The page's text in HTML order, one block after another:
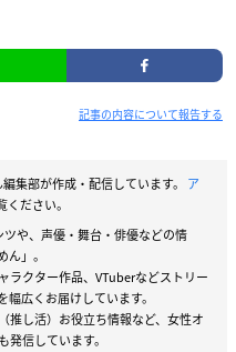
記事の内容について報告する
集部が作成・配信しています。 ア
ださい。
や、声優・舞台・俳優などの情
」。
ラクター作品、VTuberなどストリー
広くお届けしています。
推し活）お役立ち情報など、女性オ
信しています。